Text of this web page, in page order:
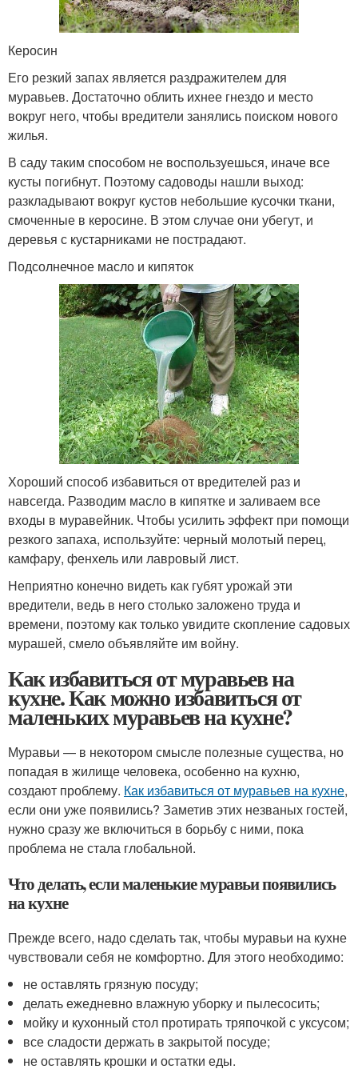
Керосин
Его резкий запах является раздражителем для
муравьев. Достаточно облить ихнее гнездо и место
вокруг него, чтобы вредители занялись поиском нового
жилья.
В саду таким способом не воспользуешься, иначе все
кусты погибнут. Поэтому садоводы нашли выход:
разкладывают вокруг кустов небольшие кусочки ткани,
смоченные в керосине. В этом случае они убегут, и
деревья с кустарниками не пострадают.
Подсолнечное масло и кипяток
Хороший способ избавиться от вредителей раз и
навсегда. Разводим масло в кипятке и заливаем все
входы в муравейник. Чтобы усилить эффект при помощи
резкого запаха, используйте: черный молотый перец,
камфару, фенхель или лавровый лист.
Неприятно конечно видеть как губят урожай эти
вредители, ведь в него столько заложено труда и
времени, поэтому как только увидите скопление садовых
мурашей, смело объявляйте им войну.
Как избавиться от муравьев на
кухне. Как можно избавиться от
маленьких муравьев на кухне?
Муравьи — в некотором смысле полезные существа, но
попадая в жилище человека, особенно на кухню,
создают проблему. Как избавиться от муравьев на кухне,
если они уже появились? Заметив этих незваных гостей,
нужно сразу же включиться в борьбу с ними, пока
проблема не стала глобальной.
Что делать, если маленькие муравьи появились
на кухне
Прежде всего, надо сделать так, чтобы муравьи на кухне
чувствовали себя не комфортно. Для этого необходимо:
не оставлять грязную посуду;
делать ежедневно влажную уборку и пылесосить;
мойку и кухонный стол протирать тряпочкой с уксусом;
все сладости держать в закрытой посуде;
не оставлять крошки и остатки еды.